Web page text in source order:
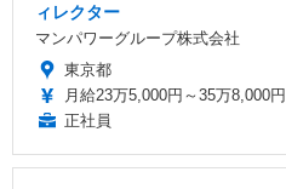
ィレクター
マンパワーグループ株式会社
東京都
月給23万5,000円～35万8,000円
正社員